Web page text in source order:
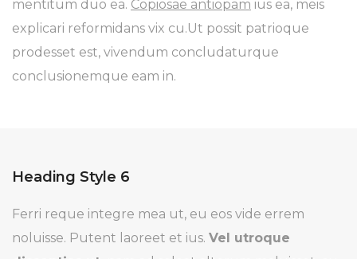
mentitum duo ea. Copiosae antiopam ius ea, meis
explicari reformidans vix cu.Ut possit patrioque
prodesset est, vivendum concludaturque
conclusionemque eam in.
Heading Style 6
Ferri reque integre mea ut, eu eos vide errem
noluisse. Putent laoreet et ius. Vel utroque